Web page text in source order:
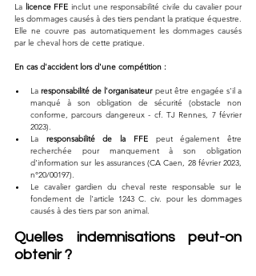
La licence FFE inclut une responsabilité civile du cavalier pour
les dommages causés à des tiers pendant la pratique équestre.
Elle ne couvre pas automatiquement les dommages causés
par le cheval hors de cette pratique.
En cas d'accident lors d'une compétition :
La responsabilité de l'organisateur peut être engagée s'il a
manqué à son obligation de sécurité (obstacle non
conforme, parcours dangereux - cf. TJ Rennes, 7 février
2023).
La responsabilité de la FFE peut également être
recherchée pour manquement à son obligation
d'information sur les assurances (CA Caen, 28 février 2023,
n°20/00197).
Le cavalier gardien du cheval reste responsable sur le
fondement de l'article 1243 C. civ. pour les dommages
causés à des tiers par son animal.
Quelles indemnisations peut-on
obtenir ?